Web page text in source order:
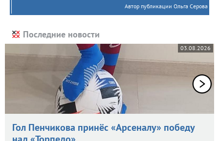
Автор публикации Ольга Серова
Последние новости
03.08.2026
Гол Пенчикова принёс «Арсеналу» победу